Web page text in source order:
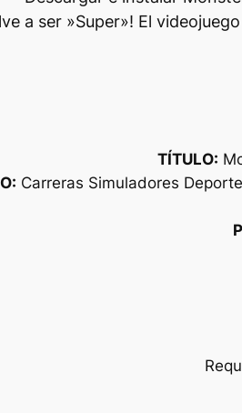
a ser »Super»! El
TÍTULO:
Carreras Simuladores